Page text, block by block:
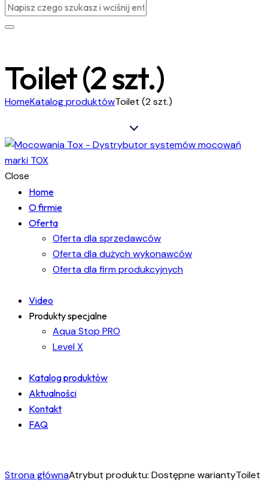
Toilet (2 szt.)
HomeKatalog produktówToilet (2 szt.)
Close
Home
O firmie
Oferta
Oferta dla sprzedawców
Oferta dla dużych wykonawców
Oferta dla firm produkcyjnych
Video
Produkty specjalne
Aqua Stop PRO
Level X
Katalog produktów
Aktualności
Kontakt
FAQ
1
Strona głównaAtrybut produktu: Dostępne wariantyToilet